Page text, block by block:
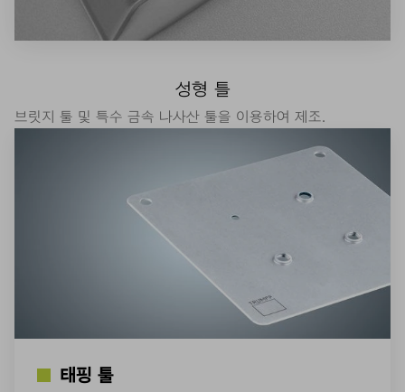
브릿지 툴 및 특수 금속 나사산 툴을 이용하여 제조.
성형 틀
태핑 툴